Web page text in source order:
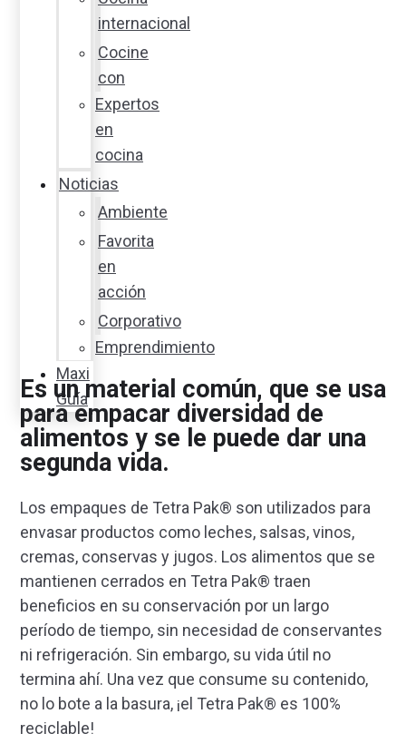
internacional
Cocine
con
Expertos
en
cocina
Noticias
Ambiente
Favorita
en
acción
Corporativo
Emprendimiento
Maxi
Guía
Es un material común, que se usa
para empacar diversidad de
alimentos y se le puede dar una
segunda vida.
Los empaques de Tetra Pak® son utilizados para
envasar productos como leches, salsas, vinos,
cremas, conservas y jugos. Los alimentos que se
mantienen cerrados en Tetra Pak® traen
beneficios en su conservación por un largo
período de tiempo, sin necesidad de conservantes
ni refrigeración. Sin embargo, su vida útil no
termina ahí. Una vez que consume su contenido,
no lo bote a la basura, ¡el Tetra Pak® es 100%
reciclable!